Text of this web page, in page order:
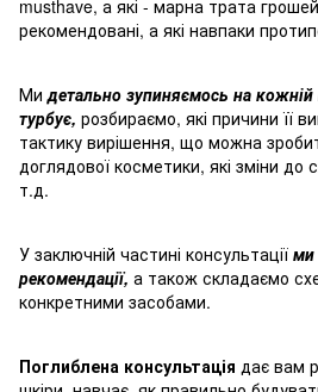
musthave, а які - марна трата
рекомендовані, а які навпаки
Мидетально зупиняємось на
турбує, розбираємо, які причини її
тактику вирішення, що можна
доглядової косметики, які зміни до
т.д.
У заключній частині консультації ми
рекомендації, а також складаємо
конкретними засобами.
Поглиблена консультація дає вам